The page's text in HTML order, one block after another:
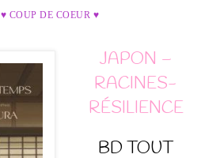
♥ COUP DE COEUR ♥
JAPON –
RACINES-
RÉSILIENCE
BD TOUT